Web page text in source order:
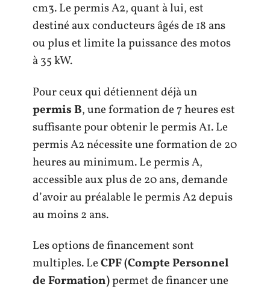
cm3. Le permis A2, quant à lui, est
destiné aux conducteurs âgés de 18 ans
ou plus et limite la puissance des motos
à 35 kW.
Pour ceux qui détiennent déjà un
permis B, une formation de 7 heures est
suffisante pour obtenir le permis A1. Le
permis A2 nécessite une formation de 20
heures au minimum. Le permis A,
accessible aux plus de 20 ans, demande
d’avoir au préalable le permis A2 depuis
au moins 2 ans.
Les options de financement sont
multiples. LeCPF (Compte Personnel
de Formation)permet de financer une